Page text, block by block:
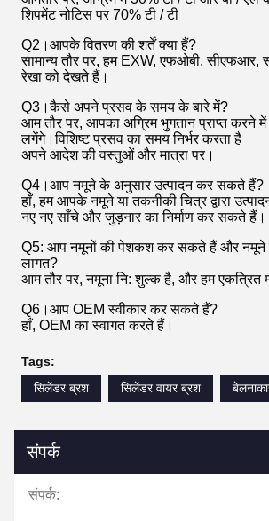
शिपमेंट नोटिस पर 70% टी / टी
Q2।आपके वितरण की शर्तें क्या हैं?
सामान्य तौर पर, हम EXW, एफओबी, सीएफआर,
रेखा को देखते हैं।
Q3।कैसे अपने प्रसव के समय के बारे में?
आम तौर पर, आपका अग्रिम भुगतान प्राप्त करने
लगेंगे।विशिष्ट प्रसव का समय निर्भर करता है
अपने आदेश की वस्तुओं और मात्रा पर।
Q4।आप नमूने के अनुसार उत्पादन कर सकते हैं?
हाँ, हम आपके नमूने या तकनीकी चित्र द्वारा
नए नए साँचे और जुड़नार का निर्माण कर सकते हैं।
Q5: आप नमूनों की पेशकश कर सकते हैं और नमूने
लागत?
आम तौर पर, नमूना नि: शुल्क है, और हम एकत्रित
Q6।आप OEM स्वीकार कर सकते हैं?
हाँ, OEM का स्वागत करते हैं।
Tags:
सिलेंडर ब्रश
सिलेंडर वायर ब्रश
संपर्क
संपर्क: